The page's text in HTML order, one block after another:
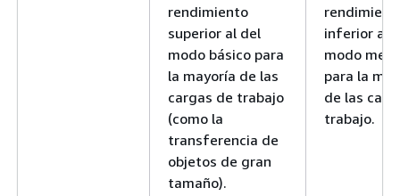
rendimiento
superior al del
modo básico para
la mayoría de las
cargas de trabajo
(como la
transferencia de
objetos de gran
tamaño).
inferior al
modo
para la
de las
trabajo.